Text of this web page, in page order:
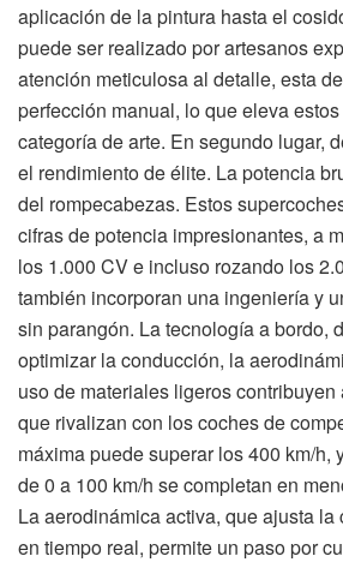
aplicación de la pintura hasta el
puede ser realizado por artesanos
atención meticulosa al detalle, esta
perfección manual, lo que eleva
categoría de arte. En segundo lugar,
el rendimiento de élite. La potencia
del rompecabezas. Estos
cifras de potencia impresionantes, a
los 1.000 CV e incluso rozando los
también incorporan una ingeniería y
sin parangón. La tecnología a bordo,
optimizar la conducción, la
uso de materiales ligeros
que rivalizan con los coches de
máxima puede superar los 400 km/h,
de 0 a 100 km/h se completan en
La aerodinámica activa, que ajusta
en tiempo real, permite un paso por